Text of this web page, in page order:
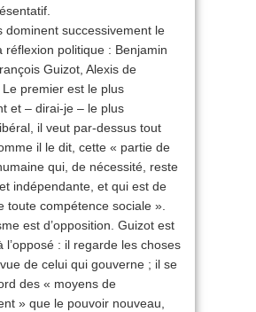
dominent successivement le
réflexion politique : Benjamin
Guizot, Alexis de
Le premier est le plus
et – dirai-je – le plus
il veut par-dessus tout
il le dit, cette « partie de
qui, de nécessité, reste
indépendante, et qui est de
toute compétence sociale ».
est d’opposition. Guizot est
l’opposé : il regarde les choses
de celui qui gouverne ; il se
des « moyens de
» que le pouvoir nouveau,